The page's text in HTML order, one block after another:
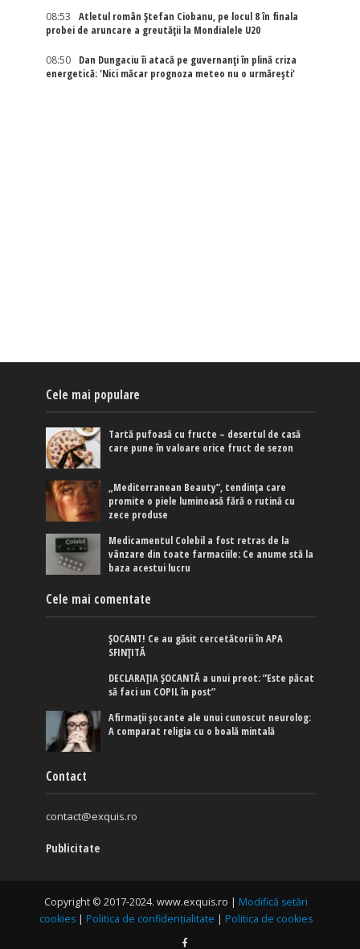
08:53
Atletul român Ștefan Ciobanu, pe locul 8 în finala
probei de aruncare a greutății la Mondialele U20
08:50
Dan Dungaciu îi atacă pe guvernanți în plină criza
energetică: 'Nici măcar prognoza meteo nu o urmărești'
Cele mai populare
Tartă pufoasă cu fructe – desertul de casă
care pune în valoare orice fruct de sezon
„Mediterranean Beauty”, tendința care
promite o piele luminoasă fără o rutină cu
zece produse
Medicamentul Colebil a fost retras de la
vânzare din toate farmaciile: Ce anume stă la
baza acestui lucru
Cele mai comentate
ȘOCANT! Ce au găsit cercetătorii în APA
SFINȚITĂ
DECLARAȚIA ȘOCANTĂ a unui preot: ”Este păcat
să faci un COPIL în post”
Afirmaţii şocante ale unui cunoscut neurolog:
A comparat religia cu o boală mintală
Contact
contact@exquis.ro
Publicitate
Copyright © 2017-2024. www.exquis.ro | Modifică setări
cookies | Politica de confidențialitate | Politica de cookies